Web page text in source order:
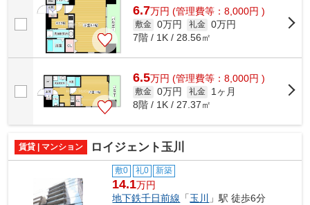
6.7万円 (管理費等：8,000円 )
敷金 0万円 礼金 0万円
7階 / 1K / 28.56㎡
6.5万円 (管理費等：8,000円 )
敷金 0万円 礼金
1ヶ月
8階 / 1K / 27.37㎡
賃貸 | マンション ロイジェント玉川
敷0 礼0 新築
14.1万円
地下鉄千日前線 「玉川
」駅 徒歩6分